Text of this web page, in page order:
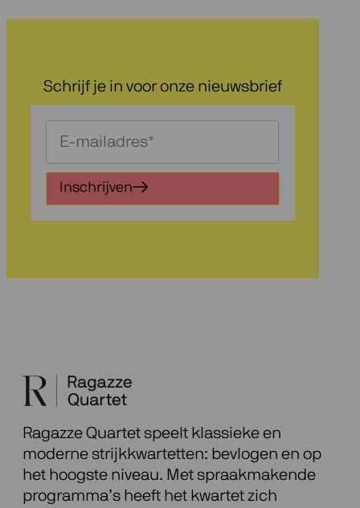
Schrijf je in voor onze nieuwsbrief
Schrijf
je
in
voor
onze
Inschrijven
Ragazze Quartet speelt klassieke en
moderne strijkkwartetten: bevlogen en op
het hoogste niveau. Met spraakmakende
programma’s heeft het kwartet zich